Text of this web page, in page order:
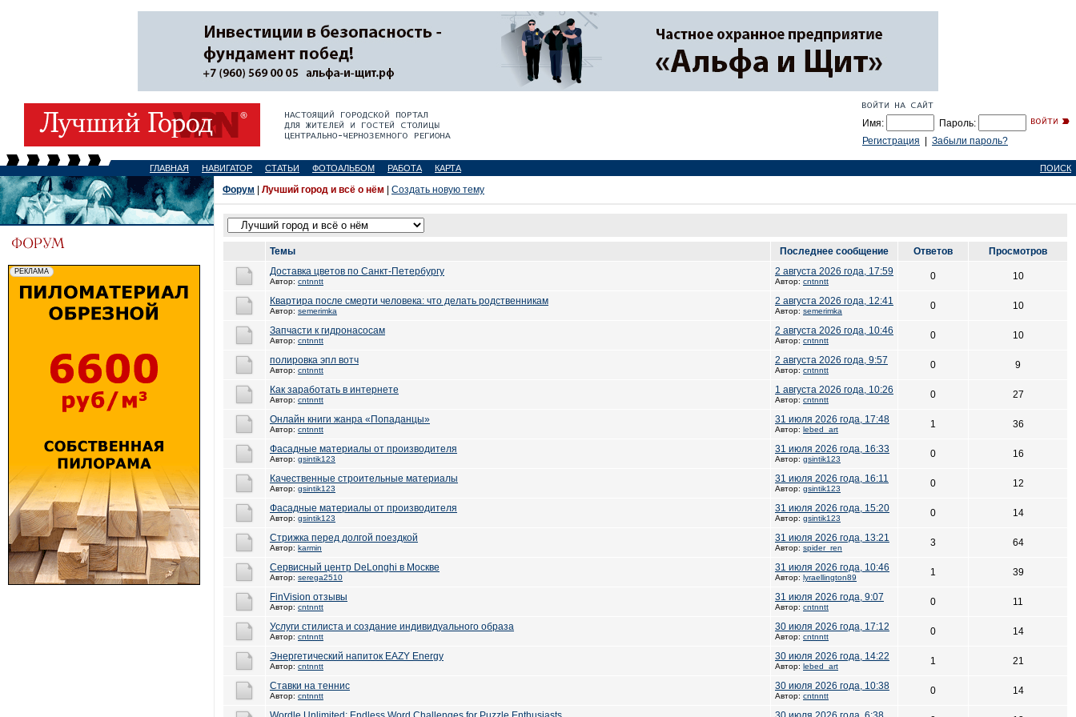
Имя:
Пароль:
Регистрация
Забыли пароль?
ГЛАВНАЯ НАВИГАТОР СТАТЬИ ФОТОАЛЬБОМ РАБОТА КАРТА ПОИСК
Форум Лучший город и всё о нём Создать новую тему
Темы Последнее сообщение Ответов
Просмотров
Доставка цветов по Санкт-Петербургу
Автор: cntnntt
2 августа 2026 года, 17:59
Автор: cntnntt 0 10
Квартира после смерти человека: что делать родственникам
Автор: semerimka
2 августа 2026 года, 12:41
Автор: semerimka 0 10
Запчасти к гидронасосам
Автор: cntnntt
2 августа 2026 года, 10:46
Автор: cntnntt 0 10
полировка эпл вотч
Автор: cntnntt
2 августа 2026 года, 9:57
Автор: cntnntt 0 9
Как заработать в интернете
Автор: cntnntt
1 августа 2026 года, 10:26
Автор: cntnntt 0 27
Онлайн книги жанра «Попаданцы»
Автор: cntnntt
31 июля 2026 года, 17:48
Автор: lebed_art 1 36
Фасадные материалы от производителя
Автор: gsintik123
31 июля 2026 года, 16:33
Автор: gsintik123 0 16
Качественные строительные материалы
Автор: gsintik123
31 июля 2026 года, 16:11
Автор: gsintik123 0 12
Фасадные материалы от производителя
Автор: gsintik123
31 июля 2026 года, 15:20
Автор: gsintik123 0 14
Стрижка перед долгой поездкой
Автор: karmin
31 июля 2026 года, 13:21
Автор: spider_ren 3 64
Сервисный центр DeLonghi в Москве
Автор: serega2510
31 июля 2026 года, 10:46
Автор: lyraellington89 1 39
FinVision отзывы
Автор: cntnntt
31 июля 2026 года, 9:07
Автор: cntnntt 0 11
Услуги стилиста и создание индивидуального образа
Автор: cntnntt
30 июля 2026 года, 17:12
Автор: cntnntt 0 14
Энергетический напиток EAZY Energy
Автор: cntnntt
30 июля 2026 года, 14:22
Автор: lebed_art 1 21
Ставки на теннис
Автор: cntnntt
30 июля 2026 года, 10:38
Автор: cntnntt 0 14